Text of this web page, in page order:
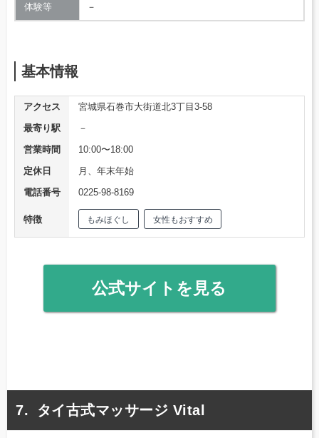
体験等 －
基本情報
アクセス
宮城県石巻市大街道北3丁目3-58
最寄り駅
－
営業時間
10:00〜18:00
定休日
月、年末年始
電話番号
0225-98-8169
特徴 もみほぐし 女性もおすすめ
公式サイトを見る
タイ古式マッサージ Vital